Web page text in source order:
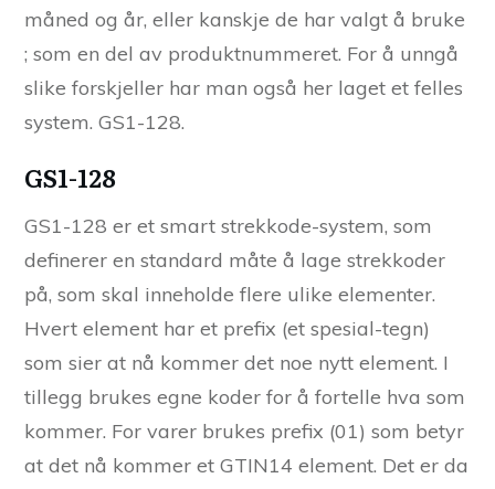
måned og år, eller kanskje de har valgt å bruke
; som en del av produktnummeret. For å unngå
slike forskjeller har man også her laget et felles
system. GS1-128.
GS1-128
GS1-128 er et smart strekkode-system, som
definerer en standard måte å lage strekkoder
på, som skal inneholde flere ulike elementer.
Hvert element har et prefix (et spesial-tegn)
som sier at nå kommer det noe nytt element. I
tillegg brukes egne koder for å fortelle hva som
kommer. For varer brukes prefix (01) som betyr
at det nå kommer et GTIN14 element. Det er da